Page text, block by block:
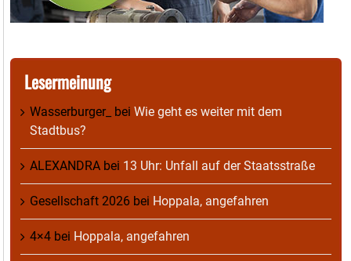
Lesermeinung
Wasserburger_ bei Wie geht es weiter mit dem
Stadtbus?
ALEXANDRA bei 13 Uhr: Unfall auf der Staatsstraße
Gesellschaft 2026 bei Hoppala, angefahren
4×4 bei Hoppala, angefahren